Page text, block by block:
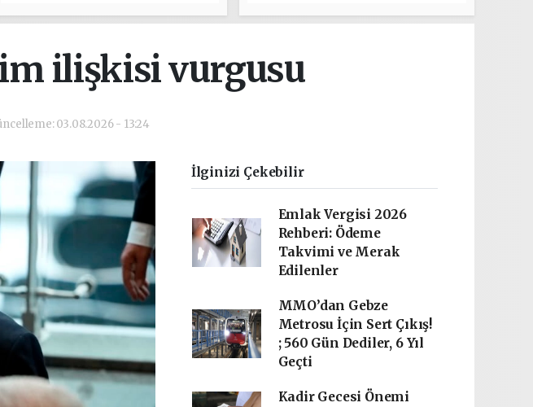
ilişkisi vurgusu
03.08.2026 - 13:24
İlginizi Çekebilir
Emlak Vergisi 2026
Rehberi: Ödeme
Takvimi ve Merak
Edilenler
MMO’dan Gebze
Metrosu İçin Sert Çıkış!
; 560 Gün Dediler, 6 Yıl
Geçti
Kadir Gecesi Önemi